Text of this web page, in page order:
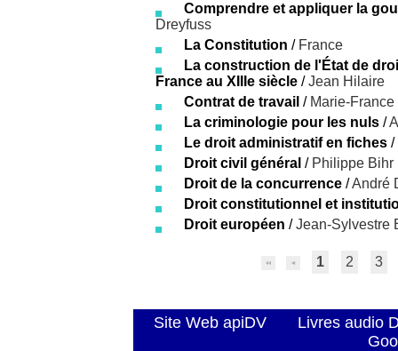
Comprendre et appliquer la
Dreyfuss
La Constitution / France
La construction de l'État de
France au XIIIe siècle /Jean Hilaire
Contrat de travail / Marie-
La criminologie pour les nuls /
Le droit administratif en fiches /
Droit civil général / Philippe Bihr
Droit de la concurrence /André
Droit constitutionnel et
Droit européen /Jean-Sylvestre
1 2 3
Site Web apiDV
Livres audio